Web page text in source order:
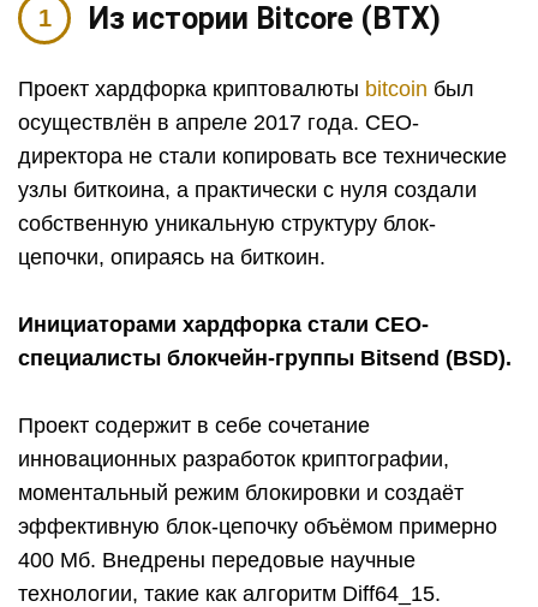
Из истории Bitcore (BTX)
Проект хардфорка криптовалюты bitcoin был
осуществлён в апреле 2017 года. CEO-
директора не стали копировать все технические
узлы биткоина, а практически с нуля создали
собственную уникальную структуру блок-
цепочки, опираясь на биткоин.
Инициаторами хардфорка стали СЕО-
специалисты блокчейн-группы Bitsend (BSD).
Проект содержит в себе сочетание
инновационных разработок криптографии,
моментальный режим блокировки и создаёт
эффективную блок-цепочку объёмом примерно
400 Мб. Внедрены передовые научные
технологии, такие как алгоритм Diff64_15.